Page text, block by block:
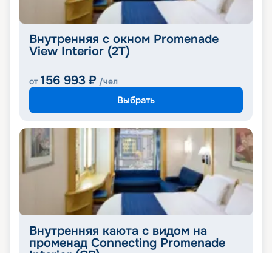
Внутренняя с окном Promenade
View Interior (2T)
от 156 993 ₽ /чел
Выбрать
Внутренняя каюта с видом на
променад Connecting Promenade